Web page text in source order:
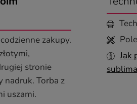
zakupy.
stronie
Torba z
uszami.
Jak